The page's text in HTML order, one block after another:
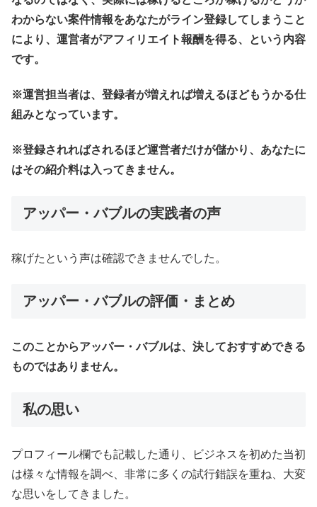
わからない案件情報をあなたがライン登録してしまうこと
により、運営者がアフィリエイト報酬を得る、という内容
です。
※運営担当者は、登録者が増えれば増えるほどもうかる仕
組みとなっています。
※登録されればされるほど運営者だけが儲かり、あなたに
はその紹介料は入ってきません。
アッパー・バブルの実践者の声
稼げたという声は確認できませんでした。
アッパー・バブルの評価・まとめ
このことからアッパー・バブルは、決しておすすめできる
ものではありません。
私の思い
プロフィール欄でも記載した通り、ビジネスを初めた当初
は様々な情報を調べ、非常に多くの試行錯誤を重ね、大変
な思いをしてきました。